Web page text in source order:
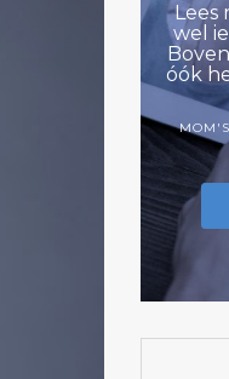
Lees
wel
óók